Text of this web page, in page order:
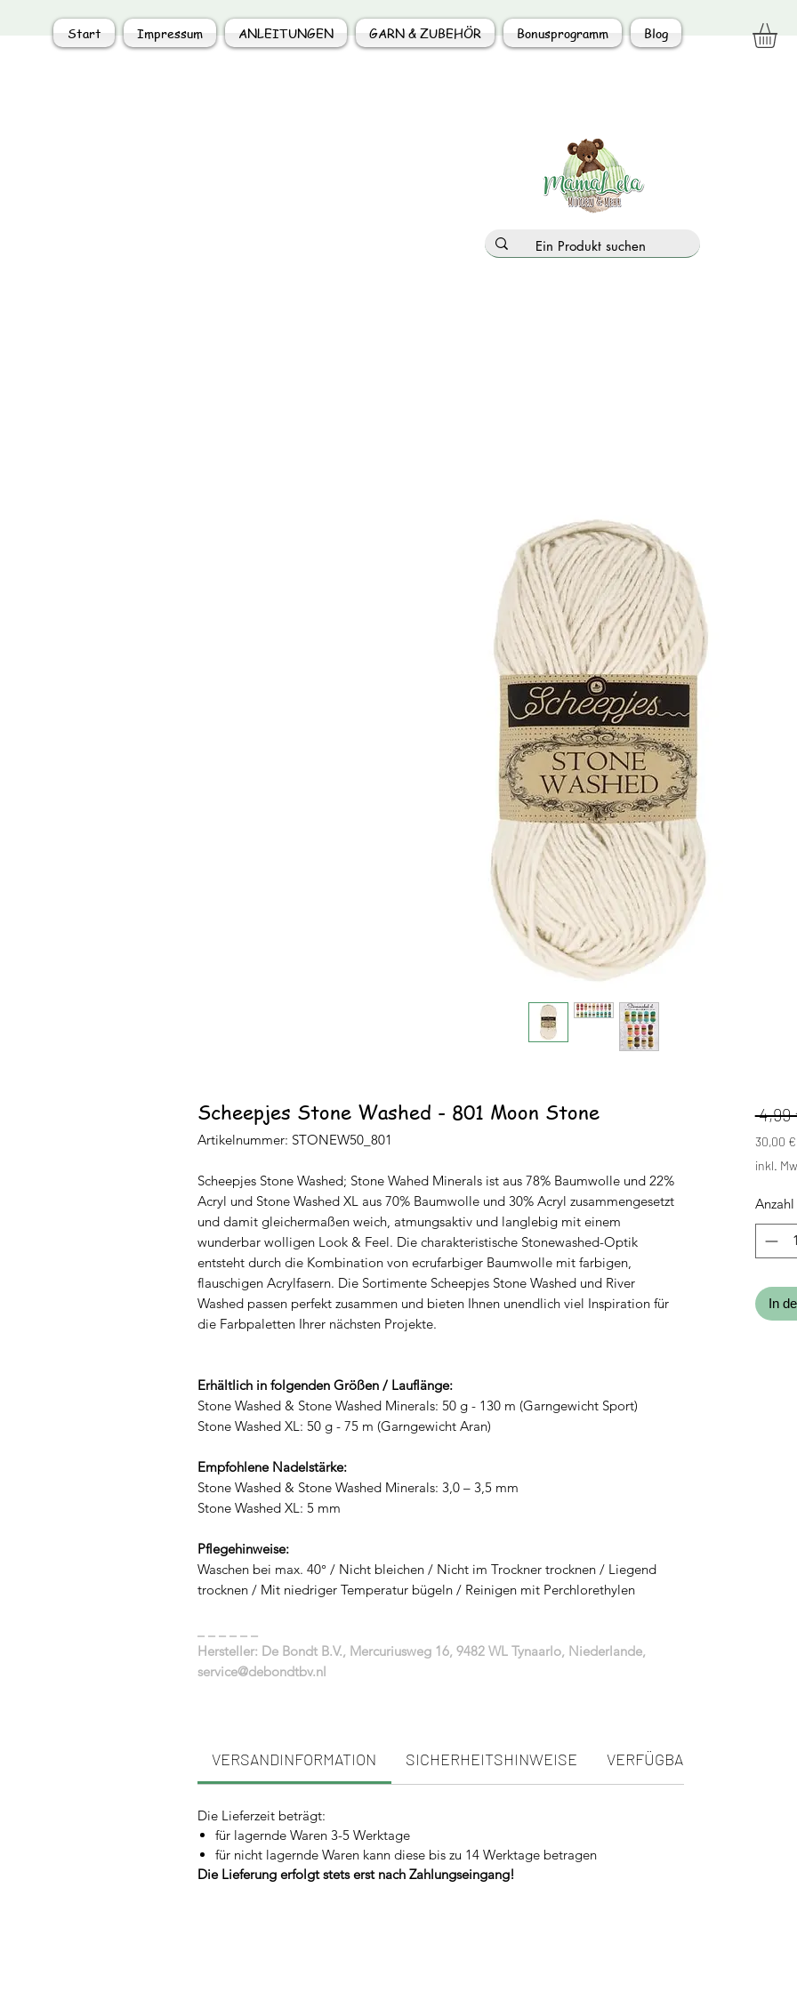
Start Impressum ANLEITUNGEN GARN & ZUBEHÖR Bonusprogramm Blog
Scheepjes Stone Washed - 801 Moon Stone
Artikelnummer: STONEW50_801
Scheepjes Stone Washed; Stone Wahed Minerals ist aus 78% Baumwolle und 22%
Acryl und Stone Washed XL aus 70% Baumwolle und 30% Acryl zusammengesetzt
und damit gleichermaßen weich, atmungsaktiv und langlebig mit einem
wunderbar wolligen Look & Feel. Die charakteristische Stonewashed-Optik
entsteht durch die Kombination von ecrufarbiger Baumwolle mit farbigen,
flauschigen Acrylfasern. Die Sortimente Scheepjes Stone Washed und River
Washed passen perfekt zusammen und bieten Ihnen unendlich viel Inspiration für
die Farbpaletten Ihrer nächsten Projekte.
Erhältlich in folgenden Größen / Lauflänge:
Stone Washed & Stone Washed Minerals: 50 g - 130 m (Garngewicht Sport)
Stone Washed XL: 50 g - 75 m (Garngewicht Aran)
Empfohlene Nadelstärke:
Stone Washed & Stone Washed Minerals: 3,0 – 3,5 mm
Stone Washed XL: 5 mm
Pflegehinweise:
Waschen bei max. 40° / Nicht bleichen / Nicht im Trockner trocknen / Liegend
trocknen / Mit niedriger Temperatur bügeln / Reinigen mit Perchlorethylen
Hersteller: De Bondt B.V., Mercuriusweg 16, 9482 WL Tynaarlo, Niederlande,
service@debondtbv.nl
VERSANDINFORMATION SICHERHEITSHINWEISE VERFÜGBARKEIT
Die Lieferzeit beträgt:
für lagernde Waren 3-5 Werktage
für nicht lagernde Waren kann diese bis zu 14 Werktage betragen
Die Lieferung erfolgt stets erst nach Zahlungseingang!
4,99
30,00 €
30,00 €
pro
inkl.
Anzahl
In